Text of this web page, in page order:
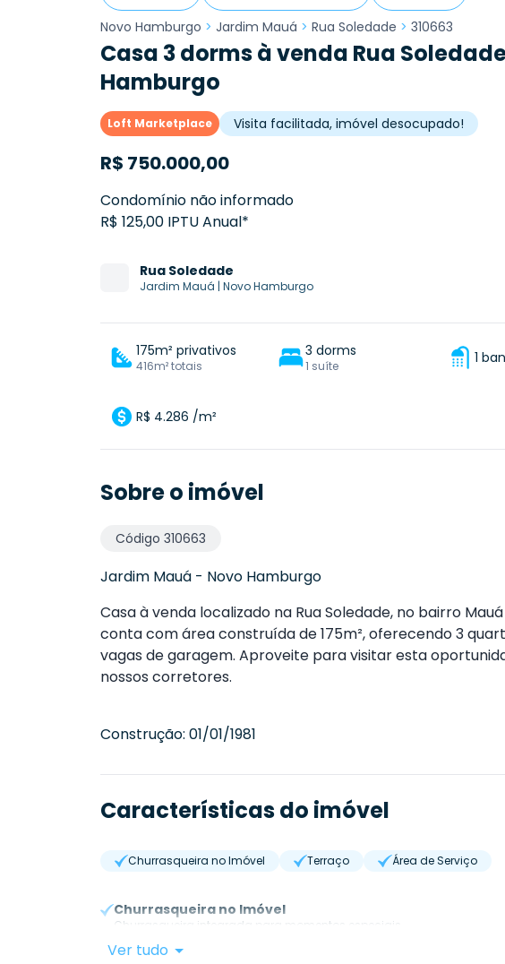
Novo Hamburgo > Jardim Mauá > Rua Soledade > 310663
Casa 3 dorms à venda Rua
Hamburgo
Loft Marketplace Visita facilitada, imóvel desocupado!
R$ 750.000,00
Condomínio não informado
R$ 125,00 IPTU Anual*
Rua Soledade
Jardim Mauá | Novo Hamburgo
175m² privativos
416m² totais
3 dorms
1 suíte 1
R$ 4.286 /m²
Sobre o imóvel
Código 310663
Jardim Mauá - Novo Hamburgo
Casa à venda localizado na Rua Soledade, no bairro
conta com área construída de 175m², oferecendo 3
vagas de garagem. Aproveite para visitar esta
nossos corretores.
Construção: 01/01/1981
Características do imóvel
Churrasqueira no Imóvel Terraço Área de Serviço
Churrasqueira no Imóvel
Churrasqueira integrada para momentos especiais.
Ver tudo